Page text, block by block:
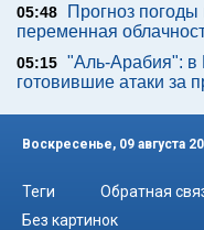
05:48
Прогноз погоды
переменная
05:15 "Аль-Арабия": в
готовившие атаки за
Воскресенье, 09 августа
Теги Обратная
Без картинок